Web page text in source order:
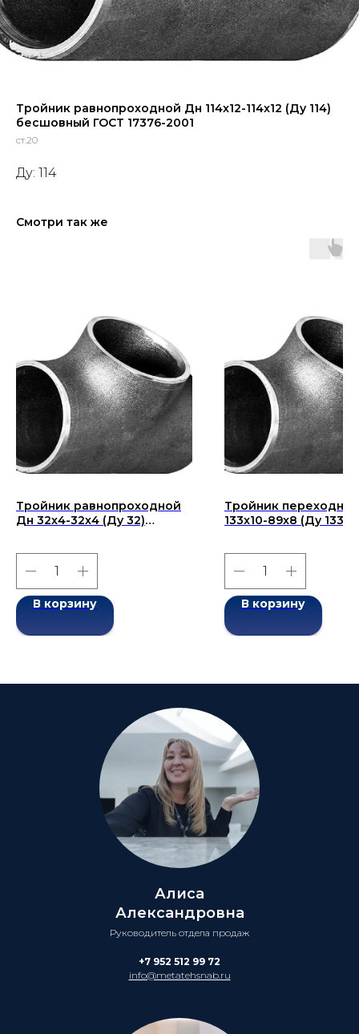
Тройник равнопроходной Дн 114x12-114x12 (Ду 114)
бесшовный ГОСТ 17376-2001
ст.20
Ду: 114
Смотри так же
Тройник равнопроходной
Дн 32х4-32х4 (Ду 32)
В корзину
Тройник
133x10-89x8 (Ду
В корзину
Алиса
Александровна
Руководитель отдела продаж
+7 952 512 99 72
info@metatehsnab.ru